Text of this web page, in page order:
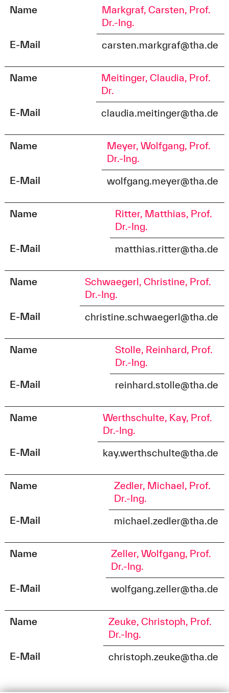
Name
Markgraf, Carsten, Prof.
Dr.-Ing.
E-Mail
carsten.markgraf@tha.de
Name
Meitinger, Claudia, Prof.
Dr.
E-Mail
claudia.meitinger@tha.de
Name
Meyer, Wolfgang, Prof.
Dr.-Ing.
E-Mail
wolfgang.meyer@tha.de
Name
Ritter, Matthias, Prof.
Dr.-Ing.
E-Mail
matthias.ritter@tha.de
Name
Schwaegerl, Christine, Prof.
Dr.-Ing.
E-Mail
christine.schwaegerl@tha.de
Name
Stolle, Reinhard, Prof.
Dr.-Ing.
E-Mail
reinhard.stolle@tha.de
Name
Werthschulte, Kay, Prof.
Dr.-Ing.
E-Mail
kay.werthschulte@tha.de
Name
Zedler, Michael, Prof.
Dr.-Ing.
E-Mail
michael.zedler@tha.de
Name
Zeller, Wolfgang, Prof.
Dr.-Ing.
E-Mail
wolfgang.zeller@tha.de
Name
Zeuke, Christoph, Prof.
Dr.-Ing.
E-Mail
christoph.zeuke@tha.de